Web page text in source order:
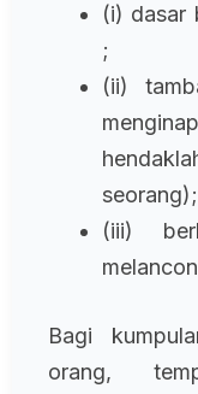
(i) dasar
;
(ii)
(iii)
Bagi
orang,